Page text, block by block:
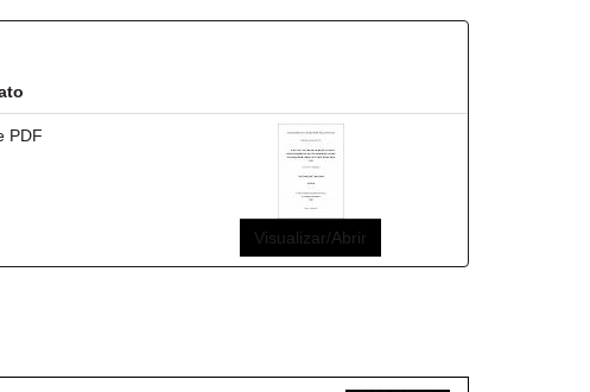
PDF
Visualizar/Abrir